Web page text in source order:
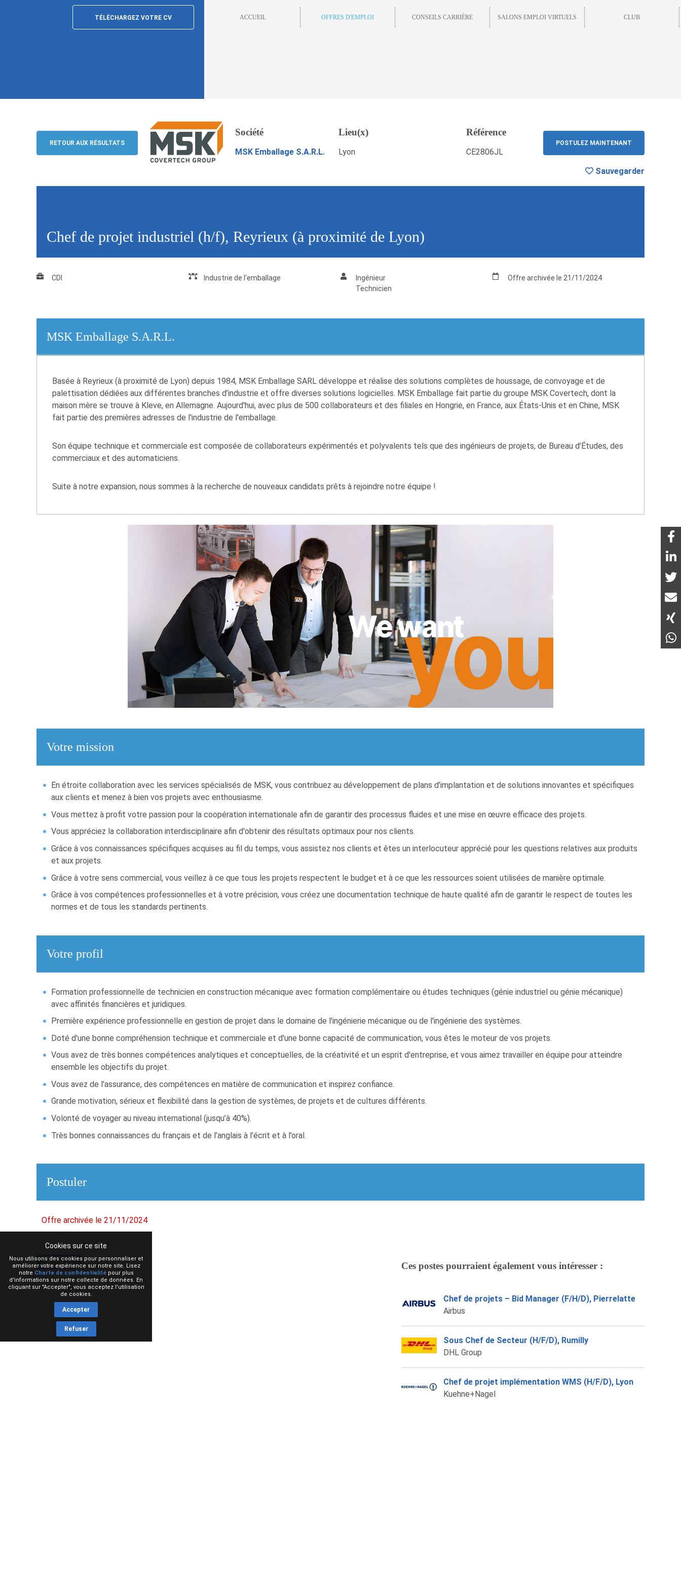
TÉLÉCHARGEZ VOTRE CV ACCUEIL OFFRES D'EMPLOI CONSEILS CARRIÈRE SALONS EMPLOI VIRTUELS CLUB
Chef de projet industriel (h/f), Reyrieux (à proximité de Lyon)
MSK Emballage S.A.R.L.
POSTULEZ MAINTENANT Sauvegarder
RETOUR AUX RÉSULTATS
Société
MSK Emballage S.A.R.L.
Lieu(x)
Lyon
Référence
CE2806JL
POSTULEZ MAINTENANT
Sauvegarder
Chef de projet industriel (h/f), Reyrieux (à proximité de Lyon)
CDI Industrie de l'emballage
Ingénieur
Technicien
Offre archivée le 21/11/2024
MSK Emballage S.A.R.L.
Basée à Reyrieux (à proximité de Lyon) depuis 1984, MSK Emballage SARL développe et réalise des solutions complètes de houssage, de convoyage et de
palettisation dédiées aux différentes branches d’industrie et offre diverses solutions logicielles. MSK Emballage fait partie du groupe MSK Covertech, dont la
maison mère se trouve à Kleve, en Allemagne. Aujourd'hui, avec plus de 500 collaborateurs et des filiales en Hongrie, en France, aux États-Unis et en Chine, MSK
fait partie des premières adresses de l'industrie de l'emballage.
Son équipe technique et commerciale est composée de collaborateurs expérimentés et polyvalents tels que des ingénieurs de projets, de Bureau d’Études, des
commerciaux et des automaticiens.
Suite à notre expansion, nous sommes à la recherche de nouveaux candidats prêts à rejoindre notre équipe !
Votre mission
En étroite collaboration avec les services spécialisés de MSK, vous contribuez au développement de plans d’implantation et de solutions innovantes et spécifiques
aux clients et menez à bien vos projets avec enthousiasme.
Vous mettez à profit votre passion pour la coopération internationale afin de garantir des processus fluides et une mise en œuvre efficace des projets.
Vous appréciez la collaboration interdisciplinaire afin d'obtenir des résultats optimaux pour nos clients.
Grâce à vos connaissances spécifiques acquises au fil du temps, vous assistez nos clients et êtes un interlocuteur apprécié pour les questions relatives aux produits
et aux projets.
Grâce à votre sens commercial, vous veillez à ce que tous les projets respectent le budget et à ce que les ressources soient utilisées de manière optimale.
Grâce à vos compétences professionnelles et à votre précision, vous créez une documentation technique de haute qualité afin de garantir le respect de toutes les
normes et de tous les standards pertinents.
Votre profil
Formation professionnelle de technicien en construction mécanique avec formation complémentaire ou études techniques (génie industriel ou génie mécanique)
avec affinités financières et juridiques.
Première expérience professionnelle en gestion de projet dans le domaine de l'ingénierie mécanique ou de l'ingénierie des systèmes.
Doté d'une bonne compréhension technique et commerciale et d'une bonne capacité de communication, vous êtes le moteur de vos projets.
Vous avez de très bonnes compétences analytiques et conceptuelles, de la créativité et un esprit d'entreprise, et vous aimez travailler en équipe pour atteindre
ensemble les objectifs du projet.
Vous avez de l'assurance, des compétences en matière de communication et inspirez confiance.
Grande motivation, sérieux et flexibilité dans la gestion de systèmes, de projets et de cultures différents.
Volonté de voyager au niveau international (jusqu’à 40%).
Très bonnes connaissances du français et de l’anglais à l’écrit et à l’oral.
Postuler
Offre archivée le 21/11/2024
Ces postes pourraient également vous intéresser :
Chef de projets – Bid Manager (F/H/D), Pierrelatte
Airbus
Sous Chef de Secteur (H/F/D), Rumilly
DHL Group
Chef de projet implémentation WMS (H/F/D), Lyon
Kuehne+Nagel
Cookies sur ce site
Nous utilisons des cookies pour personnaliser et
améliorer votre expérience sur notre site. Lisez
notre Charte de confidentialitépour plus
d'informations sur notre collecte de données. En
cliquant sur "Accepter", vous acceptez l'utilisation
de cookies.
Accepter
Refuser